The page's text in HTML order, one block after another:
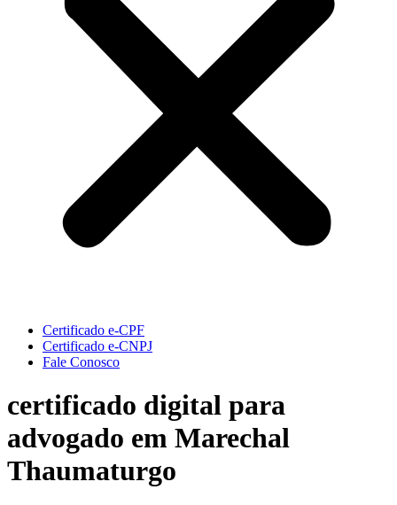
Certificado e-CPF
Certificado e-CNPJ
Fale Conosco
certificado digital para
advogado em Marechal
Thaumaturgo